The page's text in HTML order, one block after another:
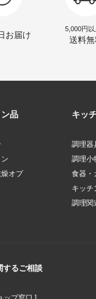
お届け
5,000円以
送料
品
オプ
キッ
調理器
調理小
食器・
キッチ
調理関
するご相談